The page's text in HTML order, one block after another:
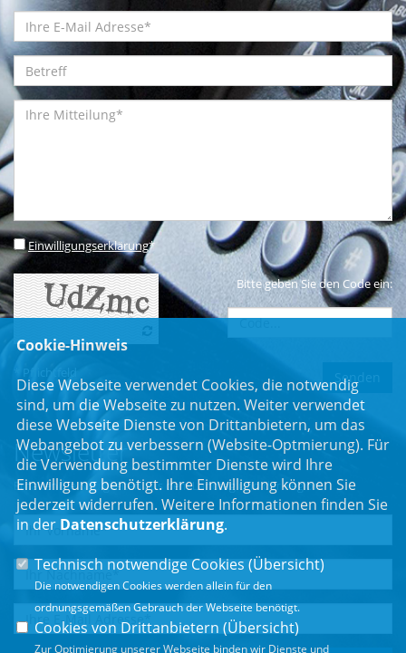
Einwilligungserklärung*
Bitte geben Sie den Code ein:
* Pflichtfeld
Newsletter
Erhalten Sie Neuigkeiten aus dem Landtag und der Region.
Cookie-Hinweis
Diese Webseite verwendet Cookies, die notwendig
sind, um die Webseite zu nutzen. Weiter verwendet
diese Webseite Dienste von Drittanbietern, um das
Webangebot zu verbessern (Website-Optmierung). Für
die Verwendung bestimmter Dienste wird Ihre
Einwilligung benötigt. Ihre Einwilligung können Sie
jederzeit widerrufen. Weitere Informationen finden Sie
in der Datenschutzerklärung.
Technisch notwendige Cookies (Übersicht)
Die notwendigen Cookies werden allein für den
ordnungsgemäßen Gebrauch der Webseite benötigt.
Cookies von Drittanbietern (Übersicht)
Zur Optimierung unserer Webseite binden wir Dienste und